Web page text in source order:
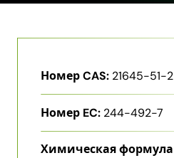
Номер CAS: 21645-51-2
Номер EC: 244-492-7
Химическая формула